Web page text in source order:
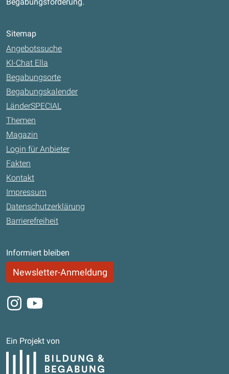
Begabungsförderung.
Sitemap
Angebotssuche
KI-Chat Ella
Begabungsorte
Begabungskalender
LänderSPECIAL
Themen
Magazin
Login für Anbieter
Fakten
Kontakt
Impressum
Datenschutzerklärung
Barrierefreiheit
Informiert bleiben
Newsletter-Anmeldung
Instagram
Youtube
Ein Projekt von
Bildung und Begabung